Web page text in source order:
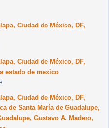
Ciudad de México, DF,
Ciudad de México, DF,
estado de mexico
Ciudad de México, DF,
de Santa María de Guadalupe,
Gustavo A. Madero,